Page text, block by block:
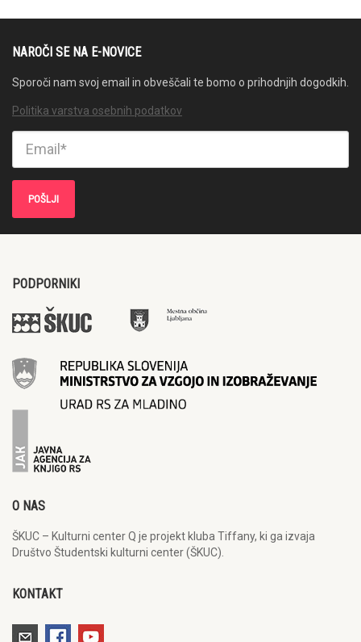
NAROČI SE NA E-NOVICE
Sporoči nam svoj email in obveščali te bomo o prihodnjih dogodkih.
Politika varstva osebnih podatkov
PODPORNIKI
O NAS
ŠKUC – Kulturni center Q je projekt kluba Tiffany, ki ga izvaja
Društvo Študentski kulturni center (ŠKUC).
KONTAKT